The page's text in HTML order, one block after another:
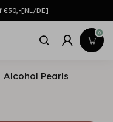
€50,-[NL/DE]
0
Alcohol Pearls